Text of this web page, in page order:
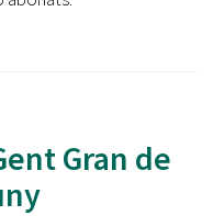
Gran de